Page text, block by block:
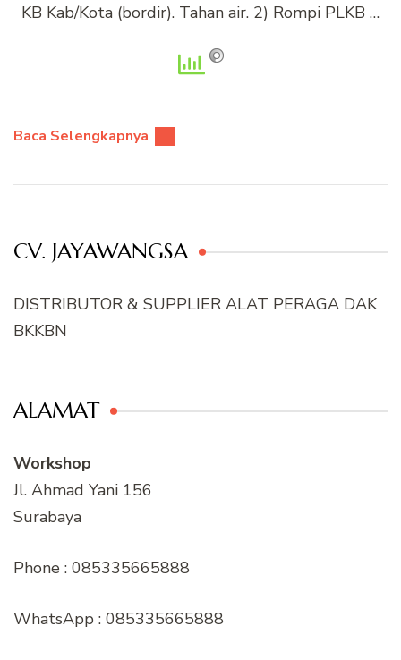
KB Kab/Kota (bordir). Tahan air. 2) Rompi PLKB …
Baca Selengkapnya
CV. JAYAWANGSA
DISTRIBUTOR & SUPPLIER ALAT PERAGA DAK
BKKBN
ALAMAT
Workshop
Jl. Ahmad Yani 156
Surabaya
Phone : 085335665888
WhatsApp : 085335665888